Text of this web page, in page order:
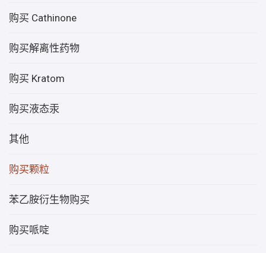
购买 Cathinone
购买解离性药物
购买 Kratom
购买液态汞
其他
购买颗粒
苯乙胺衍生物购买
购买哌啶